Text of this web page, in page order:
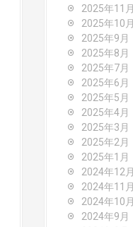
2025年11月
2025年10月
2025年9月
2025年8月
2025年7月
2025年6月
2025年5月
2025年4月
2025年3月
2025年2月
2025年1月
2024年12月
2024年11月
2024年10月
2024年9月